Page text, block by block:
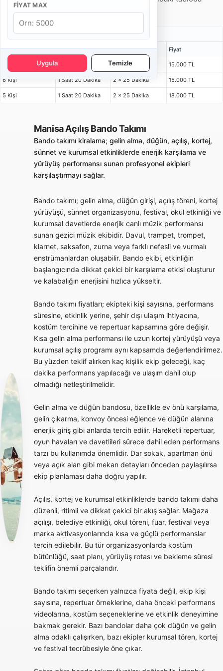
FIYAT MAX
Uygula Temizle
inceleyebilirsiniz.
Açılış Bando Takımı Fiyatları
Kişi Bulunma Süresi Program Fiyat
2 x 25 Dakika 15.000 TL
6 Kişi 1 Saat 20 Dakika 2 x 25 Dakika 15.000 TL
5 Kişi 1 Saat 20 Dakika 2 x 25 Dakika 18.000 TL
Manisa Açılış Bando Takımı
Bando takımı kiralama; gelin alma, düğün, açılış, kortej,
sünnet ve kurumsal etkinliklerde enerjik karşılama ve
yürüyüş performansı sunan profesyonel ekipleri
karşılaştırmayı sağlar.
Bando takımı; gelin alma, düğün girişi, açılış töreni, kortej
yürüyüşü, sünnet organizasyonu, festival, okul etkinliği ve
kurumsal davetlerde enerjik canlı müzik performansı
sunan gezici müzik ekibidir. Davul, trampet, trompet,
klarnet, saksafon, zurna veya farklı nefesli ve vurmalı
enstrümanlardan oluşabilir. Bando ekibi, etkinliğin
başlangıcında dikkat çekici bir karşılama etkisi oluşturur
ve kalabalığın enerjisini hızlıca yükseltir.
Bando takımı fiyatları; ekipteki kişi sayısına, performans
süresine, etkinlik yerine, şehir dışı ulaşım ihtiyacına,
kostüm tercihine ve repertuar kapsamına göre değişir.
Kısa gelin alma performansı ile uzun kortej yürüyüşü veya
kurumsal açılış programı aynı kapsamda değerlendirilmez.
Bu yüzden teklif alırken kaç kişilik ekip geleceği, kaç
dakika performans yapılacağı ve ulaşım dahil olup
olmadığı netleştirilmelidir.
Gelin alma ve düğün bandosu, özellikle ev önü karşılama,
gelin çıkarma, konvoy öncesi eğlence ve düğün alanına
enerjik giriş gibi anlarda tercih edilir. Hareketli repertuar,
oyun havaları ve davetlileri sürece dahil eden performans
tarzı bu kullanımda önemlidir. Dar sokak, apartman önü
veya açık alan gibi mekan detayları önceden paylaşılırsa
ekip planlaması daha doğru yapılır.
Açılış, kortej ve kurumsal etkinliklerde bando takımı daha
düzenli, ritimli ve dikkat çekici bir akış sağlar. Mağaza
açılışı, belediye etkinliği, okul töreni, fuar, festival veya
marka aktivasyonlarında kısa ve güçlü performanslar
tercih edilebilir. Bu tür organizasyonlarda kostüm
bütünlüğü, saat planı, yürüyüş rotası ve bekleme süresi
teklifin önemli parçalarıdır.
Bando takımı seçerken yalnızca fiyata değil, ekip kişi
sayısına, repertuar örneklerine, daha önceki performans
videolarına, kostüm seçeneklerine ve etkinlik deneyimine
bakmak gerekir. Bazı bandolar daha çok düğün ve gelin
alma odaklı çalışırken, bazı ekipler kurumsal tören, kortej
ve festival tecrübesiyle öne çıkar.